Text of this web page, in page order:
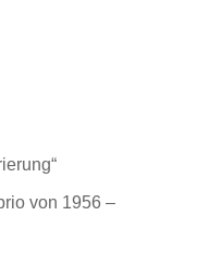
von 1956 –